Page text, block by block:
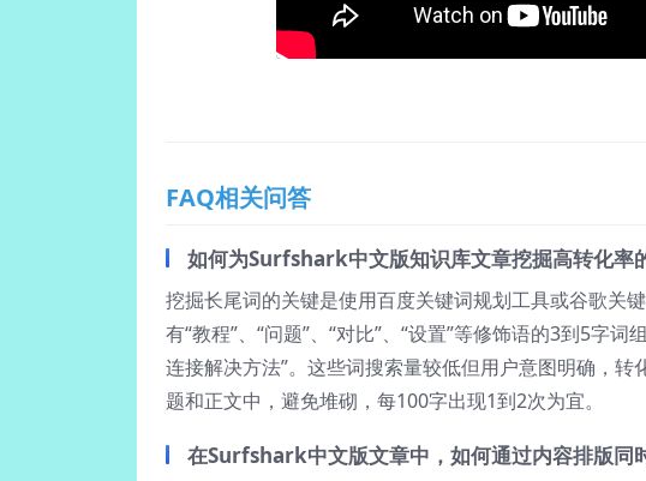
FAQ相关问答
如何为Surfshark中文版知识库文章挖掘高转化率
挖掘长尾词的关键是使用百度关键词规划工具或谷歌关
有“教程”、“问题”、“对比”、“设置”等修饰语的3到5字
连接解决方法”。这些词搜索量较低但用户意图明确，
题和正文中，避免堆砌，每100字出现1到2次为宜。
在Surfshark中文版文章中，如何通过内容排版同